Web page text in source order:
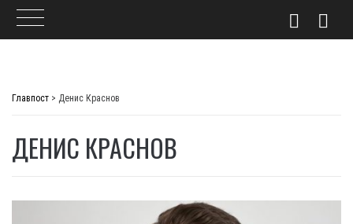
Главпост > Денис Краснов
ДЕНИС КРАСНОВ